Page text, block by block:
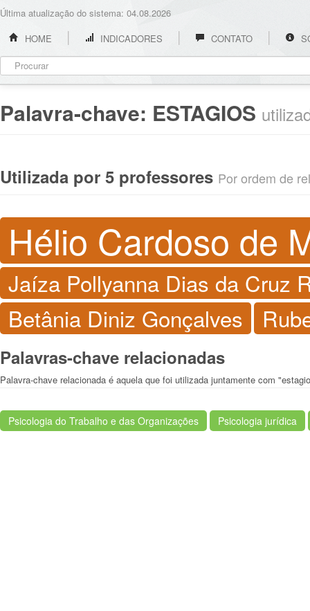
Última atualização do sistema: 04.08.2026
HOME
INDICADORES CONTATO
Palavra-chave: ESTAGIOS
Utilizada por 5 professores Por ordem de
Hélio Cardoso de
Jaíza Pollyanna Dias da Cruz
Betânia Diniz Gonçalves
Palavras-chave relacionadas
Palavra-chave relacionada é aquela que foi utilizada juntamente com
Psicologia do Trabalho e das Organizações Psicologia jurídica